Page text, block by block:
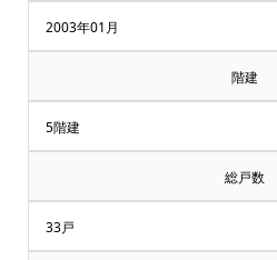
2003年01月
階建
5階建
総戸数
33戸